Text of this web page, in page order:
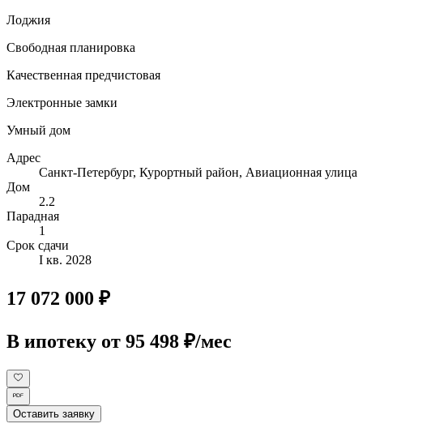
Лоджия
Свободная планировка
Качественная предчистовая
Электронные замки
Умный дом
Адрес
Санкт-Петербург, Курортный район, Авиационная улица
Дом
2.2
Парадная
1
Срок сдачи
I кв. 2028
17 072 000 ₽
В ипотеку от 95 498 ₽/мес
Оставить заявку